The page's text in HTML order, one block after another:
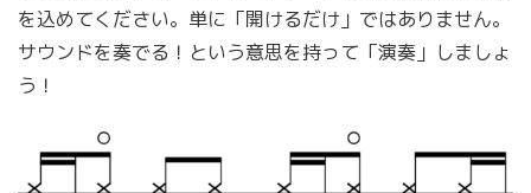
を込めてください。単に「開けるだけ」ではありません。
サウンドを奏でる！という意思を持って「演奏」しましょ
う！